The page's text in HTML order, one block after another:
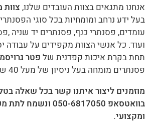
אנחנו מתגאים בצוות העובדים שלנו, צוות
בעל ידע נרחב ומומחיות בכל סוגי
עומדים, פסנתרי כנף, פסנתרים יד שניה ,
ועוד. כל אנשי הצוות מקפידים על עבודה
תחת בקרת איכות קפדנית שלפטר
פסנתרים מומחה בעל ניסיון של מעל 40 שנה.
מוזמנים ליצור איתנו קשר בכל שאלה
בוואטסאפ 050-6817050
ומקצועי.